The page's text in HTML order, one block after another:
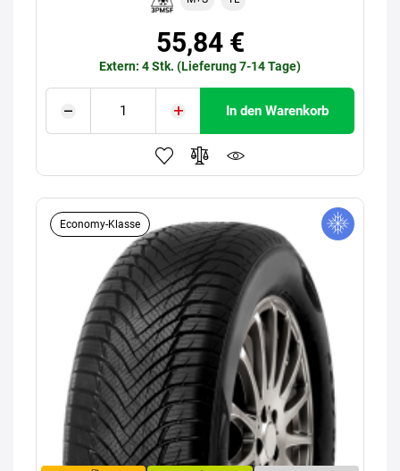
55,84 €
Extern: 4 Stk. (Lieferung 7-14 Tage)
In den Warenkorb
Economy-Klasse